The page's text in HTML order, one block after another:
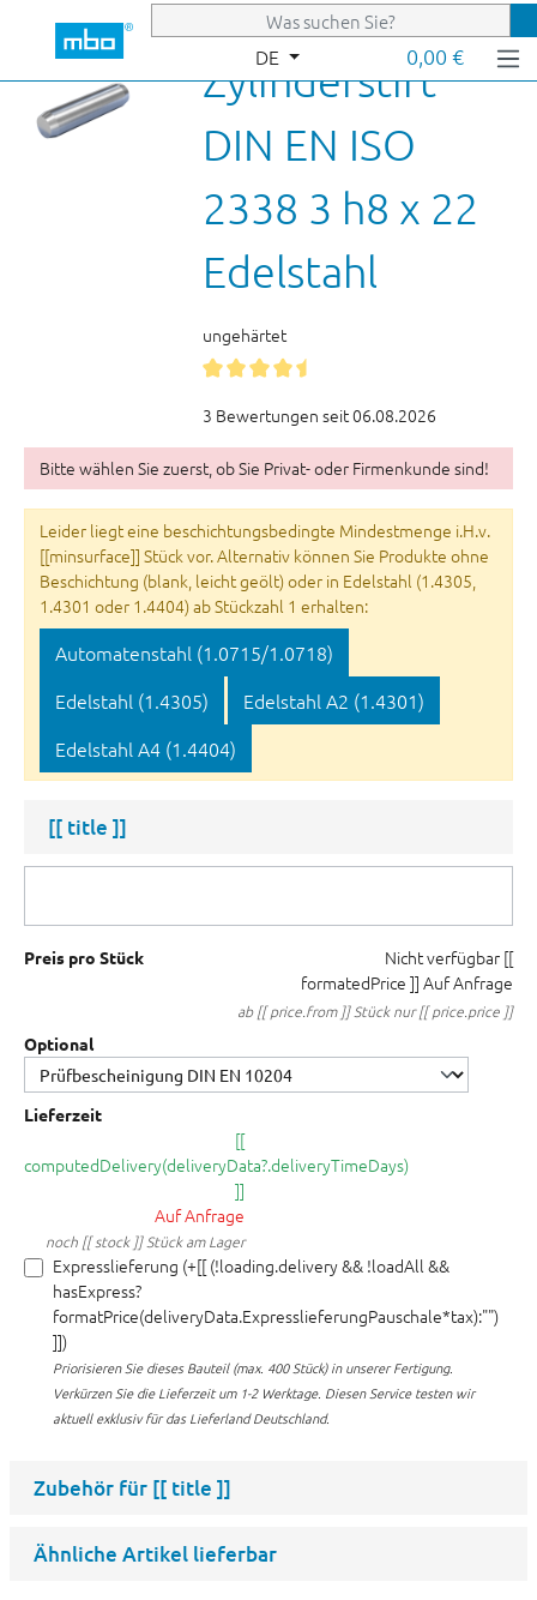
Zum Hauptinhalt springen
DE 0,00 €
Zylinderstift
DIN EN ISO
2338 3 h8 x 22
Edelstahl
ungehärtet
3 Bewertungen seit 06.08.2026
Bitte wählen Sie zuerst, ob Sie Privat- oder Firmenkunde sind!
Leider liegt eine beschichtungsbedingte Mindestmenge i.H.v.
[[minsurface]] Stück vor. Alternativ können Sie Produkte ohne
Beschichtung (blank, leicht geölt) oder in Edelstahl (1.4305,
1.4301 oder 1.4404) ab Stückzahl 1 erhalten:
Automatenstahl (1.0715/1.0718)
Edelstahl (1.4305)
Edelstahl A2 (1.4301)
Edelstahl A4 (1.4404)
[[ title ]]
Preis pro Stück Nicht verfügbar [[
formatedPrice ]] Auf Anfrage
ab [[ price.from ]] Stück nur [[ price.price ]]
Optional
Lieferzeit
[[
computedDelivery(deliveryData?.deliveryTimeDays)
]]
Auf Anfrage
noch [[ stock ]] Stück am Lager
Expresslieferung (+[[ (!loading.delivery && !loadAll &&
hasExpress?
formatPrice(deliveryData.ExpresslieferungPauschale*tax):"")
]])
Priorisieren Sie dieses Bauteil (max. 400 Stück) in unserer Fertigung.
Verkürzen Sie die Lieferzeit um 1-2 Werktage. Diesen Service testen wir
aktuell exklusiv für das Lieferland Deutschland.
Zubehör für [[ title ]]
Ähnliche Artikel lieferbar